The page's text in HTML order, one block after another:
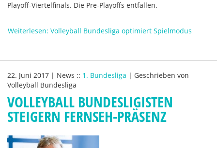
Playoff-Viertelfinals. Die Pre-Playoffs entfallen.
Weiterlesen: Volleyball Bundesliga optimiert Spielmodus
22. Juni 2017 | News :: 1. Bundesliga | Geschrieben von
Volleyball Bundesliga
VOLLEYBALL BUNDESLIGISTEN
STEIGERN FERNSEH-PRÄSENZ